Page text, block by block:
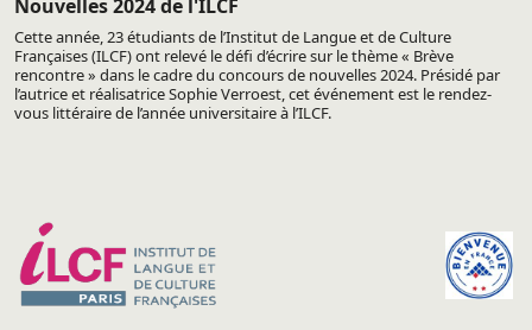
Nouvelles 2024 de l'ILCF
Cette année, 23 étudiants de l’Institut de Langue et de Culture
Françaises (ILCF) ont relevé le défi d’écrire sur le thème « Brève
rencontre » dans le cadre du concours de nouvelles 2024. Présidé par
l’autrice et réalisatrice Sophie Verroest, cet événement est le rendez-
vous littéraire de l’année universitaire à l’ILCF.